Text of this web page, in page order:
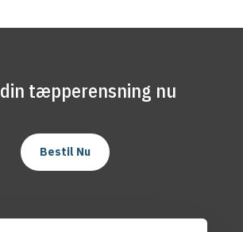
tæpperensning nu
Bestil Nu